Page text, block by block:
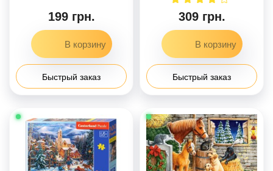
199 грн.
Быстрый заказ
309 грн.
Быстрый заказ